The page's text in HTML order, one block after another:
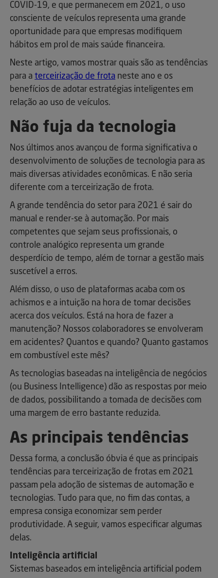
COVID-19, e que permanecem em 2021, o uso
consciente de veículos representa uma grande
oportunidade para que empresas modifiquem
hábitos em prol de mais saúde financeira.
Neste artigo, vamos mostrar quais são as tendências
para a terceirização de frota neste ano e os
benefícios de adotar estratégias inteligentes em
relação ao uso de veículos.
Não fuja da tecnologia
Nos últimos anos avançou de forma significativa o
desenvolvimento de soluções de tecnologia para as
mais diversas atividades econômicas. E não seria
diferente com a terceirização de frota.
A grande tendência do setor para 2021 é sair do
manual e render-se à automação. Por mais
competentes que sejam seus profissionais, o
controle analógico representa um grande
desperdício de tempo, além de tornar a gestão mais
suscetível a erros.
Além disso, o uso de plataformas acaba com os
achismos e a intuição na hora de tomar decisões
acerca dos veículos. Está na hora de fazer a
manutenção? Nossos colaboradores se envolveram
em acidentes? Quantos e quando? Quanto gastamos
em combustível este mês?
As tecnologias baseadas na inteligência de negócios
(ou Business Intelligence) dão as respostas por meio
de dados, possibilitando a tomada de decisões com
uma margem de erro bastante reduzida.
As principais tendências
Dessa forma, a conclusão óbvia é que as principais
tendências para terceirização de frotas em 2021
passam pela adoção de sistemas de automação e
tecnologias. Tudo para que, no fim das contas, a
empresa consiga economizar sem perder
produtividade. A seguir, vamos especificar algumas
delas.
Inteligência artificial
Sistemas baseados em inteligência artificial podem